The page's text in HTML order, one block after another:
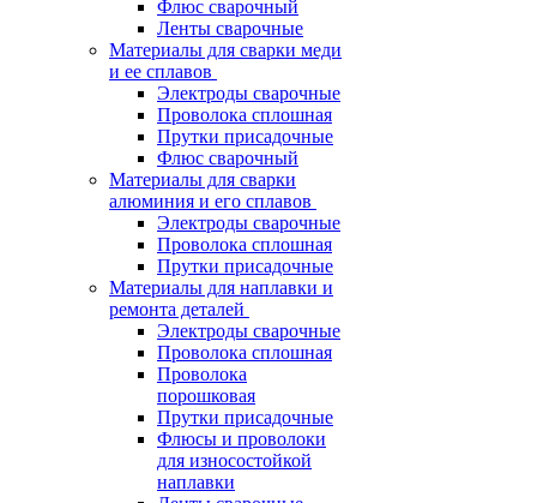
Флюс сварочный
Ленты сварочные
Материалы для сварки меди
и ее сплавов
Электроды сварочные
Проволока сплошная
Прутки присадочные
Флюс сварочный
Материалы для сварки
алюминия и его сплавов
Электроды сварочные
Проволока сплошная
Прутки присадочные
Материалы для наплавки и
ремонта деталей
Электроды сварочные
Проволока сплошная
Проволока
порошковая
Прутки присадочные
Флюсы и проволоки
для износостойкой
наплавки